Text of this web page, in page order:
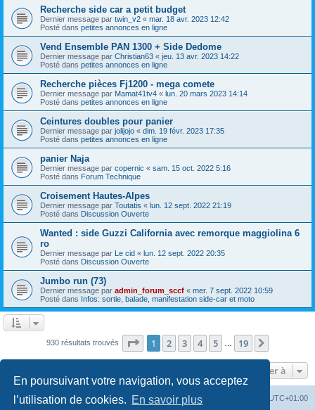
En poursuivant votre navigation, vous acceptez
l’utilisation de cookies. En savoir plus
Recherche side car a petit budget
Dernier message par twin_v2 « mar. 18 avr. 2023 12:42
Posté dans petites annonces en ligne
Vend Ensemble PAN 1300 + Side Dedome
Dernier message par Christian63 « jeu. 13 avr. 2023 14:22
Posté dans petites annonces en ligne
Recherche pièces Fj1200 - mega comete
Dernier message par Mamat41tv4 « lun. 20 mars 2023 14:14
Posté dans petites annonces en ligne
Ceintures doubles pour panier
Dernier message par jolijojo « dim. 19 févr. 2023 17:35
Posté dans petites annonces en ligne
panier Naja
Dernier message par copernic « sam. 15 oct. 2022 5:16
Posté dans Forum Technique
Croisement Hautes-Alpes
Dernier message par Toutatis « lun. 12 sept. 2022 21:19
Posté dans Discussion Ouverte
Wanted : side Guzzi California avec remorque maggiolina 6
ro
Dernier message par Le cid « lun. 12 sept. 2022 20:35
Posté dans Discussion Ouverte
Jumbo run (73)
Dernier message par admin_forum_sccf « mer. 7 sept. 2022 10:59
Posté dans Infos: sortie, balade, manifestation side-car et moto
930 résultats trouvés Page 1sur19
1 2 3 4 5 19
Aller à
Index du forum UTC+01:00